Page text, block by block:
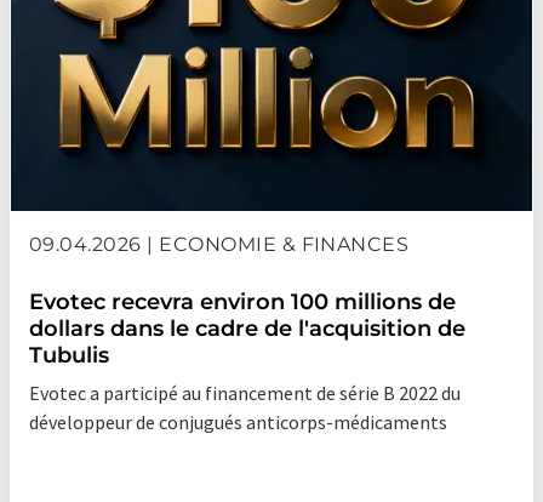
09.04.2026 | ECONOMIE & FINANCES
Evotec recevra environ 100 millions de
dollars dans le cadre de l'acquisition de
Tubulis
Evotec a participé au financement de série B 2022 du
développeur de conjugués anticorps-médicaments